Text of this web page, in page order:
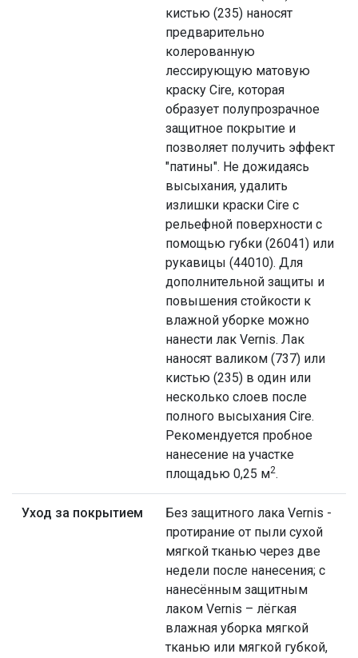
кистью (235) наносят
предварительно
колерованную
лессирующую матовую
краску Cire, которая
образует полупрозрачное
защитное покрытие и
позволяет получить эффект
"патины". Не дожидаясь
высыхания, удалить
излишки краски Cire с
рельефной поверхности с
помощью губки (26041) или
рукавицы (44010). Для
дополнительной защиты и
повышения стойкости к
влажной уборке можно
нанести лак Vernis. Лак
наносят валиком (737) или
кистью (235) в один или
несколько слоев после
полного высыхания Cire.
Рекомендуется пробное
нанесение на участке
площадью 0,25 м2.
Уход за покрытием
Без защитного лака Vernis -
протирание от пыли сухой
мягкой тканью через две
недели после нанесения; с
нанесённым защитным
лаком Vernis – лёгкая
влажная уборка мягкой
тканью или мягкой губкой,